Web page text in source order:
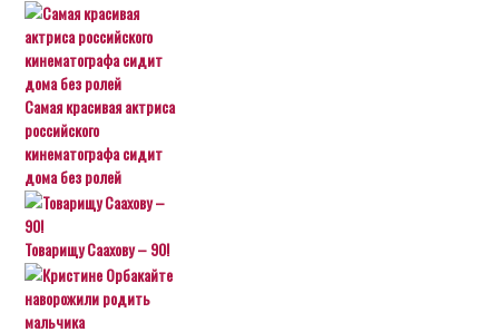
Самая красивая актриса
российского
кинематографа сидит
дома без ролей
Товарищу Саахову – 90!